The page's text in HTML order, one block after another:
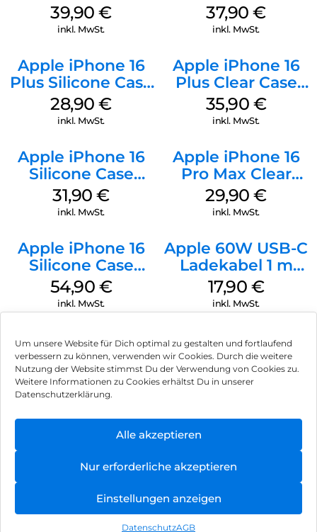
Um unsere Website für Dich optimal zu gestalten und fortlaufend
verbessern zu können, verwenden wir Cookies. Durch die weitere
Nutzung der Website stimmst Du der Verwendung von Cookies zu.
Weitere Informationen zu Cookies erhältst Du in unserer
Datenschutzerklärung.
Alle akzeptieren
Nur erforderliche akzeptieren
Einstellungen anzeigen
DatenschutzAGB
MagSafe Plum
39,90€
inkl. MwSt.
MagSafe Lake
Green
37,90€
inkl. MwSt.
Apple iPhone 16
Plus Silicone Case
MagSafe Black
28,90€
inkl. MwSt.
Apple iPhone 16
Plus Clear Case
MagSafe
Transparent
35,90 €
inkl. MwSt.
Apple iPhone 16
Silicone Case
MagSafe Fuchsia
31,90€
inkl. MwSt.
Apple iPhone 16
Pro Max Clear
Case MagSafe
Transparent
29,90€
inkl. MwSt.
Apple iPhone 16
Silicone Case
MagSafe Black
54,90 €
inkl. MwSt.
Apple 60W USB-C
Ladekabel 1 m
Weiß
17,90 €
inkl. MwSt.
Impressum
Hinweis zur Batterieentsorgung
Newsletter